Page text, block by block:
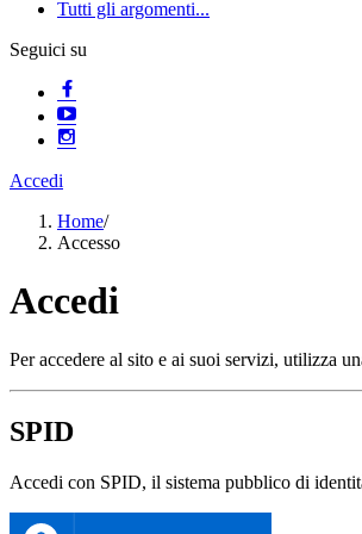
Tutti gli argomenti...
Seguici su
Accedi
Home/
Accesso
Accedi
Per accedere al sito e ai suoi servizi, utilizza
SPID
Accedi con SPID, il sistema pubblico di